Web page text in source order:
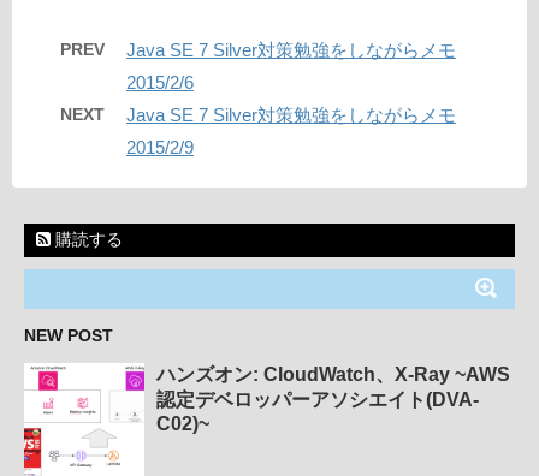
PREV
Java SE 7 Silver対策勉強をしながらメモ
2015/2/6
NEXT
Java SE 7 Silver対策勉強をしながらメモ
2015/2/9
購読する
NEW POST
ハンズオン: CloudWatch、X-Ray ~AWS
認定デベロッパーアソシエイト(DVA-
C02)~